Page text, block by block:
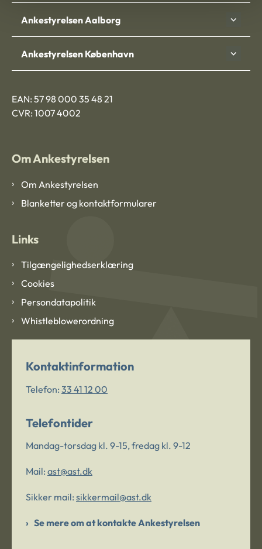
Ankestyrelsen Aalborg
Ankestyrelsen København
EAN: 57 98 000 35 48 21
CVR: 1007 4002
Om Ankestyrelsen
Om Ankestyrelsen
Blanketter og kontaktformularer
Links
Tilgængelighedserklæring
Cookies
Persondatapolitik
Whistleblowerordning
Kontaktinformation
Telefon: 33 41 12 00
Telefontider
Mandag-torsdag kl. 9-15, fredag kl. 9-12
Mail: ast@ast.dk
Sikker mail: sikkermail@ast.dk
Se mere om at kontakte Ankestyrelsen